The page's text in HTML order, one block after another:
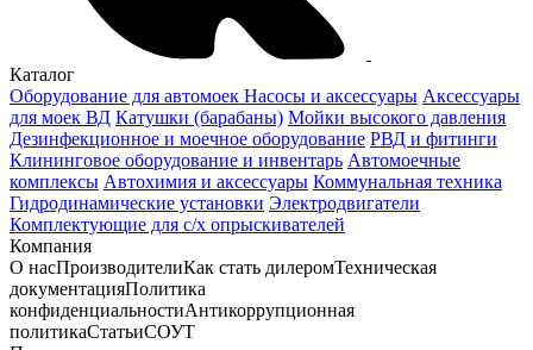
Каталог
Оборудование для автомоек Насосы и аксессуары Аксессуары
для моек ВД Катушки (барабаны) Мойки высокого давления
Дезинфекционное и моечное оборудование РВД и фитинги
Клининговое оборудование и инвентарь Автомоечные
комплексы Автохимия и аксессуары Коммунальная техника
Гидродинамические установки Электродвигатели
Комплектующие для с/х опрыскивателей
Компания
О насПроизводителиКак стать дилеромТехническая
документацияПолитика
конфиденциальностиАнтикоррупционная
политикаСтатьиСОУТ